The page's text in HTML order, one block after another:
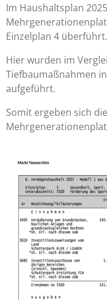
Im Haushaltsplan
Einzelplan 4 überführt.
Hier wurden im
Tiefbaumaßnahmen
aufgeführt.
Somit ergeben sich